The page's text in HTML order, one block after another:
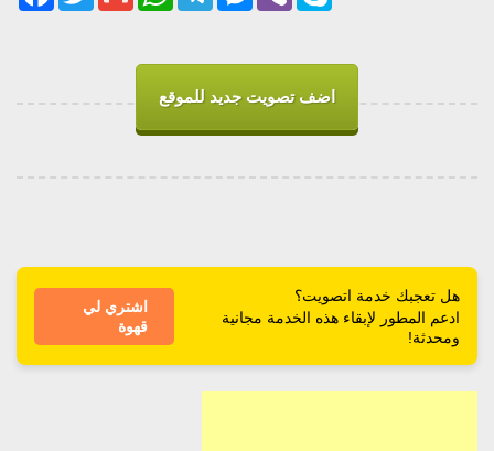
اضف تصويت جديد للموقع
هل تعجبك خدمة اتصويت؟
ادعم المطور لإبقاء هذه الخدمة مجانية
ومحدثة!
اشتري لي
قهوة